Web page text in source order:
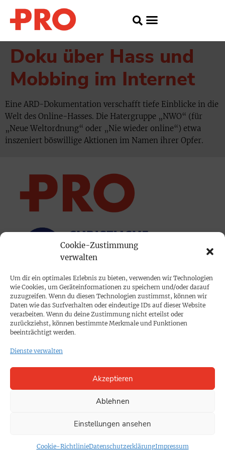
Cookie-Zustimmung
verwalten
Um dir ein optimales Erlebnis zu bieten, verwenden wir Technologien
wie Cookies, um Geräteinformationen zu speichern und/oder darauf
zuzugreifen. Wenn du diesen Technologien zustimmst, können wir
Daten wie das Surfverhalten oder eindeutige IDs auf dieser Website
verarbeiten. Wenn du deine Zustimmung nicht erteilst oder
zurückziehst, können bestimmte Merkmale und Funktionen
beeinträchtigt werden.
Dienste verwalten
Akzeptieren
Ablehnen
Einstellungen ansehen
Cookie-RichtlinieDatenschutzerklärungImpressum
Doku über Hass und
Mobbing im Internet
Eine ARD-Dokumentation verschafft tiefe Einblicke in die
Welt des Online-Hasses. Die Hatergruppe „NWO“ (für
„Neue Weltordnung“ oder „Nie wieder online“) etwa
inszeniert böswillige Aktionen im Namen ihrer Opfer.
PRINTAUSGABE
Mediadaten
Impressum
Cookie-Richtlinie